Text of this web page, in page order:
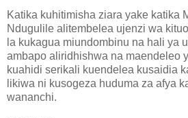
Katika kuhitimisha ziara yake katika
Ndugulile alitembelea ujenzi wa
la kukagua miundombinu na hali ya
ambapo aliridhishwa na maendeleo
kuahidi serikali kuendelea kusaidia
likiwa ni kusogeza huduma za afya
wananchi.